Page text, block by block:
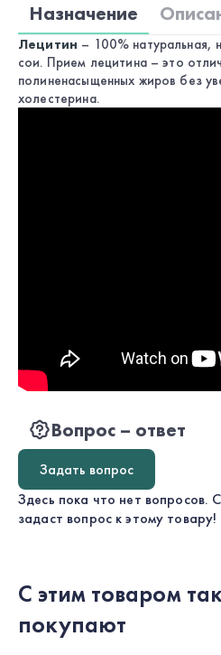
Назначение
Лецитин – 100%
сои. Прием лецитина – это
полиненасыщенных жиров без
холестерина.
Вопрос – ответ
Задать вопрос
Здесь пока что нет вопросов.
задаст вопрос к этому товару!
С этим товаром
покупают